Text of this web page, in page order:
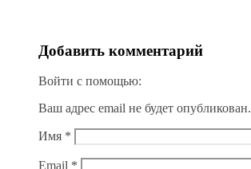
Добавить комментарий
Войти с помощью:
Ваш адрес email не будет опубликован.
Имя *
Email *